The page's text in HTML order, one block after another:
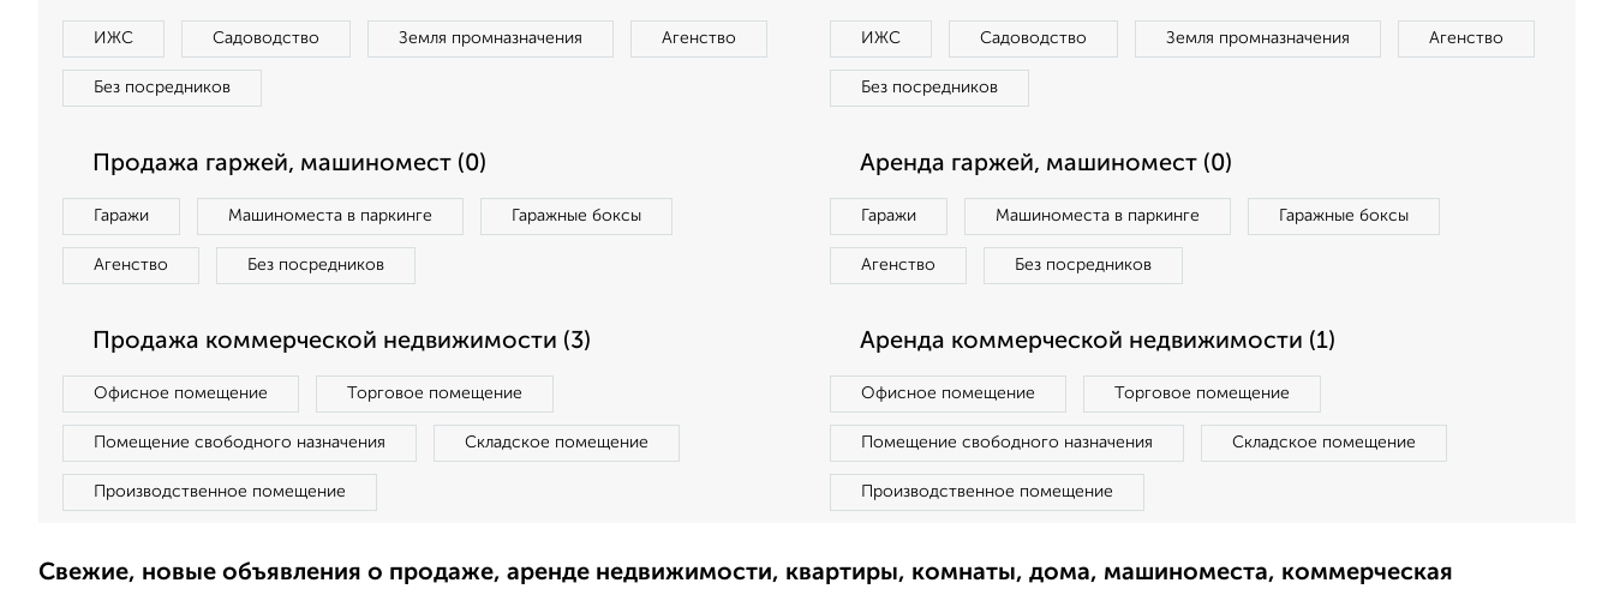
ИЖС Садоводство Земля промназначения Агенство
Без посредников
ИЖС Садоводство Земля промназначения Агенство
Без посредников
Продажа гаржей, машиномест (0)
Гаражи Машиноместа в паркинге Гаражные боксы
Агенство Без посредников
Аренда гаржей, машиномест (0)
Гаражи Машиноместа в паркинге Гаражные боксы
Агенство Без посредников
Продажа коммерческой недвижимости (3)
Офисное помещение Торговое помещение
Помещение свободного назначения Складское помещение
Производственное помещение
Аренда коммерческой недвижимости (1)
Офисное помещение Торговое помещение
Помещение свободного назначения Складское помещение
Производственное помещение
Свежие, новые объявления о продаже, аренде недвижимости, квартиры, комнаты, дома, машиноместа, коммерческая